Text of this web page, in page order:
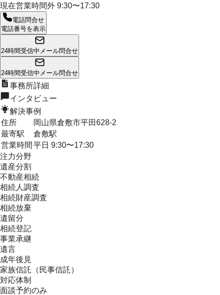
現在営業時間外 9:30〜17:30
電話問合せ
電話番号を表示
24時間受信中 メール問合せ
24時間受信中 メール問合せ
事務所詳細
インタビュー
解決事例
住所
岡山県倉敷市平田628-2
最寄駅
倉敷駅
営業時間 平日 9:30〜17:30
注力分野
遺産分割
不動産相続
相続人調査
相続財産調査
相続放棄
遺留分
相続登記
事業承継
遺言
成年後見
家族信託（民事信託）
対応体制
面談予約のみ